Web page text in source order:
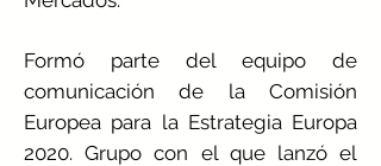
Formó parte del equipo de
comunicación de la Comisión
Europea para la Estrategia Europa
2020. Grupo con el que lanzó el